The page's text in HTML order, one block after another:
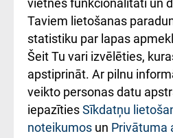
Rēķinu apmaksas
ceļvedis
Rekvizīti un
ārstniecības
iestādes kods
010000234
vietnes funkcionalitāti un
Taviem lietošanas
statistiku par lapas
Šeit Tu vari izvēlēties,
apstiprināt. Ar pilnu
veikto personas datu
iepazītiesSīkdatņu
noteikumos un Privātuma